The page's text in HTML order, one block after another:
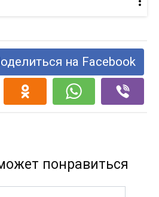
на Facebook
понравиться